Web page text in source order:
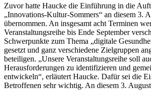
Zuvor hatte Haucke die Einführung in die
„Innovations-Kultur-Sommers“ an diesem 3.
übernommen. An insgesamt acht Terminen
Veranstaltungsreihe bis Ende September
Schwerpunkte zum Thema „digitale
gesetzt und ganz verschiedene Zielgruppen
beteiligen. „Unsere Veranstaltungsreihe soll
Herausforderungen zu identifizieren und
entwickeln“, erläutert Haucke. Dafür sei die
Betroffenen sehr wichtig. An diesem 3.